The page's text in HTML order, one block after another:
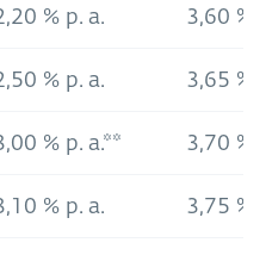
% p. a. 3,60 %
% p. a. 3,65 %
% p. a.** 3,70 %
% p. a. 3,75 %